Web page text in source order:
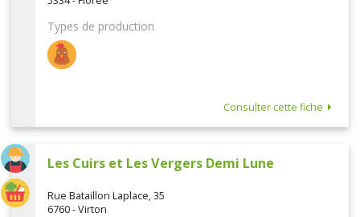
Types de production
Consulter cette fiche
Les Cuirs et Les Vergers Demi Lune
Rue Bataillon Laplace, 35
6760 - Virton